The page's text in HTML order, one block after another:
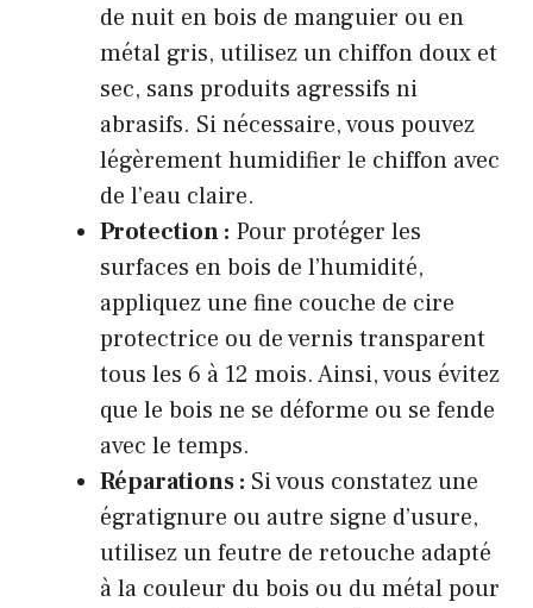
de nuit en bois de manguier ou en
métal gris, utilisez un chiffon doux et
sec, sans produits agressifs ni
abrasifs. Si nécessaire, vous pouvez
légèrement humidifier le chiffon avec
de l’eau claire.
Protection : Pour protéger les
surfaces en bois de l’humidité,
appliquez une fine couche de cire
protectrice ou de vernis transparent
tous les 6 à 12 mois. Ainsi, vous évitez
que le bois ne se déforme ou se fende
avec le temps.
Réparations : Si vous constatez une
égratignure ou autre signe d’usure,
utilisez un feutre de retouche adapté
à la couleur du bois ou du métal pour